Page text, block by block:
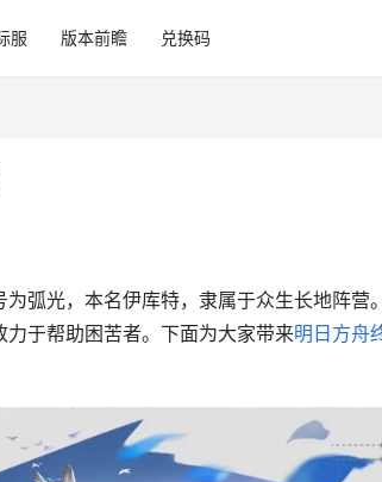
服 版本前瞻 兑换码
弧光，本名伊库特，隶属于众生长地阵营
于帮助困苦者。下面为大家带来明日方舟